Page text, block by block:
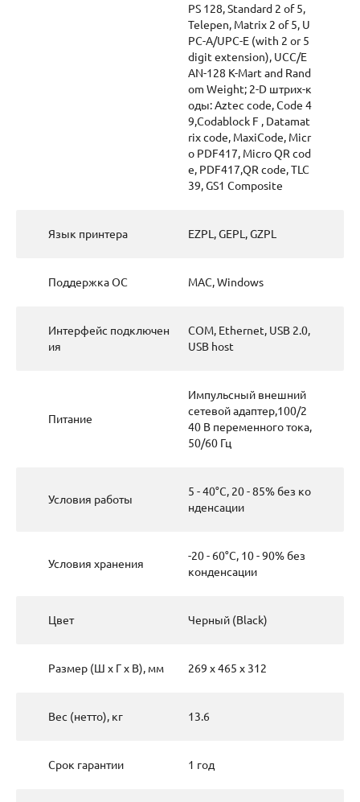
PS 128, Standard 2 of 5,
Telepen, Matrix 2 of 5, U
PC-A/UPC-E (with 2 or 5
digit extension), UCC/E
AN-128 K-Mart and Rand
om Weight; 2-D штрих-к
оды: Aztec code, Code 4
9,Codablock F , Datamat
rix code, MaxiCode, Micr
o PDF417, Micro QR cod
e, PDF417,QR code, TLC
39, GS1 Composite
Язык принтера EZPL, GEPL, GZPL
Поддержка ОС MAC, Windows
Интерфейс подключен
ия
COM, Ethernet, USB 2.0,
USB host
Питание
Импульсный внешний
сетевой адаптер,100/2
40 В переменного тока,
50/60 Гц
Условия работы
5 - 40°C, 20 - 85% без ко
нденсации
Условия хранения
-20 - 60°C, 10 - 90% без
конденсации
Цвет Черный (Black)
Размер (Ш х Г х В), мм 269 x 465 x 312
Вес (нетто), кг 13.6
Срок гарантии 1 год